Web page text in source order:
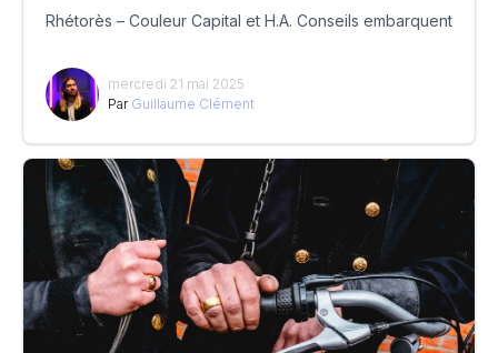
Rhétorès – Couleur Capital et H.A. Conseils embarquent
mercredi 21 mai 2025
Par Guillaume Clément